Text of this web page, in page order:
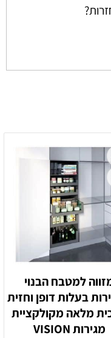
למטבח הבנוי
בעלות דופן וחזית
מלאה מקולקציית
מגירות VISION